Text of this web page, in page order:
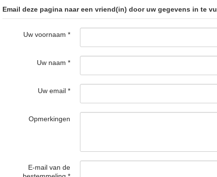
Email deze pagina naar een vriend(in) door uw gegevens in te
Uw voornaam *
Uw naam *
Uw email *
Opmerkingen
E-mail van de